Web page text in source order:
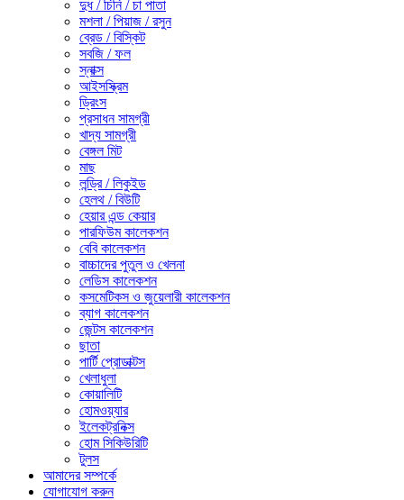
দুধ / চিনি / চা পাতা
মশলা / পিয়াজ / রসুন
ব্রেড / বিস্কিট
সবজি / ফল
স্নাক্স
আইসস্ক্রিম
ড্রিংস
প্রসাধন সামগ্রী
খাদ্য সামগ্রী
বেঙ্গল মিট
মাছ
লন্ড্রি / লিকুইড
হেলথ / বিউটি
হেয়ার এন্ড কেয়ার
পারফিউম কালেকশন
বেবি কালেকশন
বাচ্চাদের পুতুল ও খেলনা
লেডিস কালেকশন
কসমেটিকস ও জুয়েলারী কালেকশন
ব্যাগ কালেকশন
জেন্টস কালেকশন
ছাতা
পার্টি প্রোডাক্টস
খেলাধুলা
কোয়ালিটি
হোমওয়্যার
ইলেকট্রনিক্স
হোম সিকিউরিটি
টুলস
আমাদের সম্পর্কে
যোগাযোগ করুন